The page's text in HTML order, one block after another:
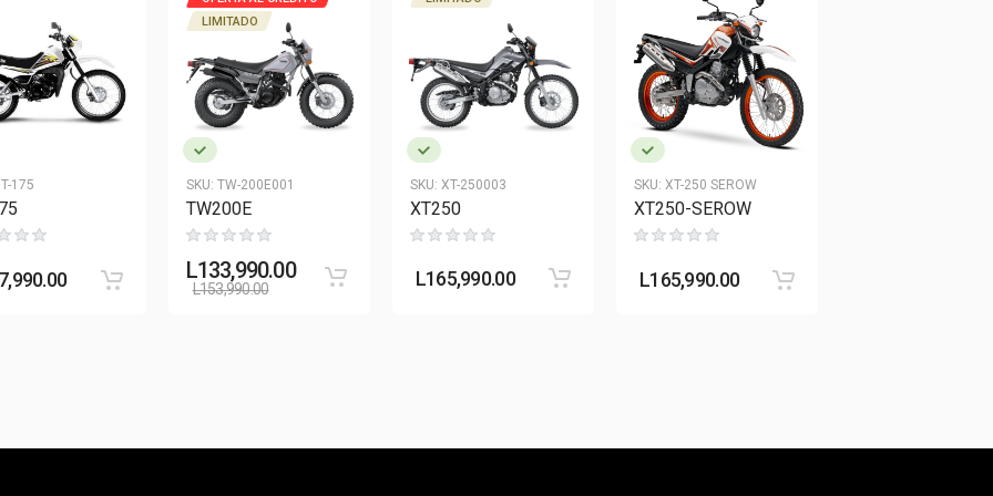
175 SKU: TW-200E001
LIMITADO
TW200E
L133,990.00
L153,990.00
SKU: XT-250003
XT250
L165,990.00
SKU: XT-250 SEROW
XT250-SEROW
L165,990.00